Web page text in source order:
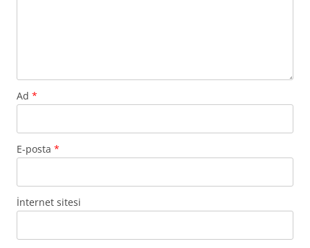
Ad *
E-posta *
İnternet sitesi